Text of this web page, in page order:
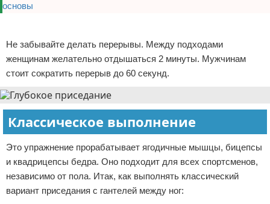
Не забывайте делать перерывы. Между подходами
женщинам желательно отдышаться 2 минуты. Мужчинам
стоит сократить перерыв до 60 секунд.
Классическое выполнение
Это упражнение прорабатывает ягодичные мышцы, бицепсы
и квадрицепсы бедра. Оно подходит для всех спортсменов,
независимо от пола. Итак, как выполнять классический
вариант приседания с гантелей между ног: